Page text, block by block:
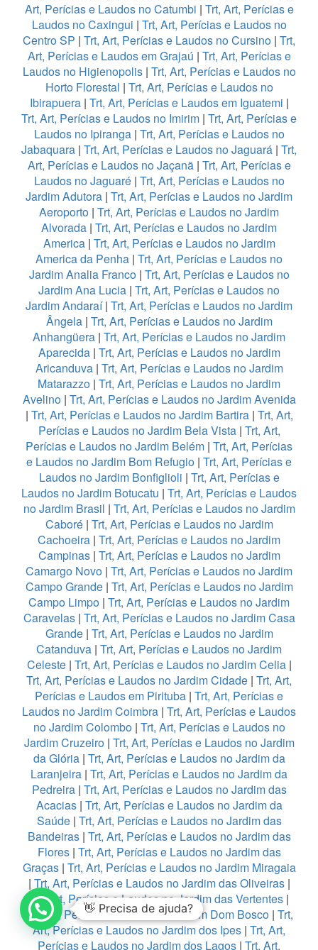
Art, Perícias e Laudos no Catumbi | Trt, Art, Perícias e
Laudos no Caxingui | Trt, Art, Perícias e Laudos no
Centro SP | Trt, Art, Perícias e Laudos no Cursino | Trt,
Art, Perícias e Laudos em Grajaú | Trt, Art, Perícias e
Laudos no Higienopolis| Trt, Art, Perícias e Laudos no
Horto Florestal | Trt, Art, Perícias e Laudos no
Ibirapuera| Trt, Art, Perícias e Laudos em Iguatemi |
Trt, Art, Perícias e Laudos no Imirim | Trt, Art, Perícias e
Laudos no Ipiranga| Trt, Art, Perícias e Laudos no
Jabaquara | Trt, Art, Perícias e Laudos no Jaguará | Trt,
Art, Perícias e Laudos no Jaçanã| Trt, Art, Perícias e
Laudos no Jaguaré| Trt, Art, Perícias e Laudos no
Jardim Adutora | Trt, Art, Perícias e Laudos no Jardim
Aeroporto | Trt, Art, Perícias e Laudos no Jardim
Alvorada | Trt, Art, Perícias e Laudos no Jardim
America| Trt, Art, Perícias e Laudos no Jardim
America da Penha | Trt, Art, Perícias e Laudos no
Jardim Analia Franco| Trt, Art, Perícias e Laudos no
Jardim Ana Lucia | Trt, Art, Perícias e Laudos no
Jardim Andaraí| Trt, Art, Perícias e Laudos no Jardim
Ângela| Trt, Art, Perícias e Laudos no Jardim
Anhangüera | Trt, Art, Perícias e Laudos no Jardim
Aparecida| Trt, Art, Perícias e Laudos no Jardim
Aricanduva| Trt, Art, Perícias e Laudos no Jardim
Matarazzo | Trt, Art, Perícias e Laudos no Jardim
Avelino| Trt, Art, Perícias e Laudos no Jardim Avenida
| Trt, Art, Perícias e Laudos no Jardim Bartira| Trt, Art,
Perícias e Laudos no Jardim Bela Vista| Trt, Art,
Perícias e Laudos no Jardim Belém | Trt, Art, Perícias
e Laudos no Jardim Bom Refugio | Trt, Art, Perícias e
Laudos no Jardim Bonfiglioli | Trt, Art, Perícias e
Laudos no Jardim Botucatu | Trt, Art, Perícias e Laudos
no Jardim Brasil | Trt, Art, Perícias e Laudos no Jardim
Caboré| Trt, Art, Perícias e Laudos no Jardim
Cachoeira | Trt, Art, Perícias e Laudos no Jardim
Campinas| Trt, Art, Perícias e Laudos no Jardim
Camargo Novo | Trt, Art, Perícias e Laudos no Jardim
Campo Grande| Trt, Art, Perícias e Laudos no Jardim
Campo Limpo | Trt, Art, Perícias e Laudos no Jardim
Caravelas| Trt, Art, Perícias e Laudos no Jardim Casa
Grande| Trt, Art, Perícias e Laudos no Jardim
Catanduva | Trt, Art, Perícias e Laudos no Jardim
Celeste| Trt, Art, Perícias e Laudos no Jardim Celia|
Trt, Art, Perícias e Laudos no Jardim Cidade | Trt, Art,
Perícias e Laudos em Pirituba | Trt, Art, Perícias e
Laudos no Jardim Coimbra | Trt, Art, Perícias e Laudos
no Jardim Colombo| Trt, Art, Perícias e Laudos no
Jardim Cruzeiro| Trt, Art, Perícias e Laudos no Jardim
da Glória| Trt, Art, Perícias e Laudos no Jardim da
Laranjeira | Trt, Art, Perícias e Laudos no Jardim da
Pedreira| Trt, Art, Perícias e Laudos no Jardim das
Acacias| Trt, Art, Perícias e Laudos no Jardim da
Saúde| Trt, Art, Perícias e Laudos no Jardim das
Bandeiras| Trt, Art, Perícias e Laudos no Jardim das
Flores| Trt, Art, Perícias e Laudos no Jardim das
Graças| Trt, Art, Perícias e Laudos no Jardim Miragaia
| Trt, Art, Perícias e Laudos no Jardim das Oliveiras|
Trt, Art, Perícias e Laudos no Jardim das Vertentes|
Trt, Art, Perícias e Laudos no Jardim Dom Bosco| Trt,
Art, Perícias e Laudos no Jardim dos Ipes | Trt, Art,
Perícias e Laudos no Jardim dos Lagos | Trt, Art,
👋 Precisa de ajuda?